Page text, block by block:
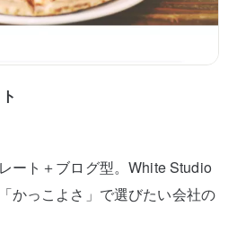
ート＋ブログ型。White Studio
かっこよさ」で選びたい会社の